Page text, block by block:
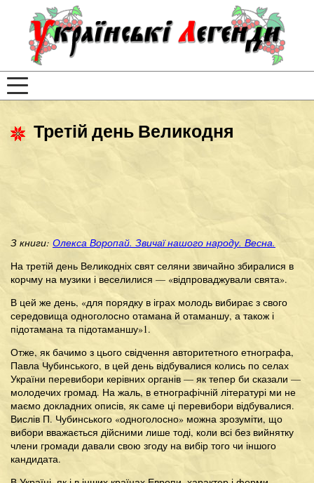
Третій день Великодня
З книги: Олекса Воропай. Звичаї нашого народу. Весна.
На третій день Великодніх свят селяни звичайно збиралися в
корчму на музики і веселилися — «відпроваджували свята».
В цей же день, «для порядку в іграх молодь вибирає з свого
середовища одноголосно отамана й отаманшу, а також і
підотамана та підотаманшу»1.
Отже, як бачимо з цього свідчення авторитетного етнографа,
Павла Чубинського, в цей день відбувалися колись по селах
України перевибори керівних органів — як тепер би сказали —
молодечих громад. На жаль, в етнографічній літературі ми не
маємо докладних описів, як саме ці перевибори відбувалися.
Вислів П. Чубинського «одноголосно» можна зрозуміти, що
вибори вважається дійсними лише тоді, коли всі без вийнятку
члени громади давали свою згоду на вибір того чи іншого
кандидата.